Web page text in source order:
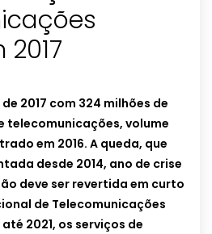
2017 com 324 milhões de
telecomunicações, volume
em 2016. A queda, que
desde 2014, ano de crise
deve ser revertida em curto
de Telecomunicações
2021, os serviços de